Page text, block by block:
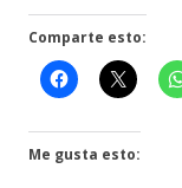
Comparte esto:
Me gusta esto: